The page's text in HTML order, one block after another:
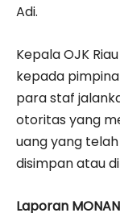
Adi.
Kepala OJK
kepada
para staf
otoritas yang
uang yang
disimpan atau
Laporan